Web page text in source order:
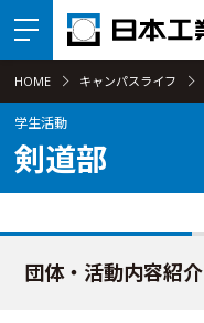
HOME キャンパスライフ
学生活動
剣道部
団体・活動内容紹介